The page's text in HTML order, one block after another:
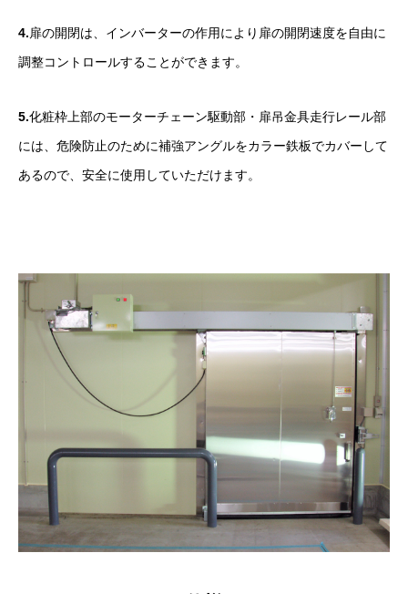
4.扉の開閉は、インバーターの作用により扉の開閉速度を自由に
調整コントロールすることができます。
5.化粧枠上部のモーターチェーン駆動部・扉吊金具走行レール部
には、危険防止のために補強アングルをカラー鉄板でカバーして
あるので、安全に使用していただけます。